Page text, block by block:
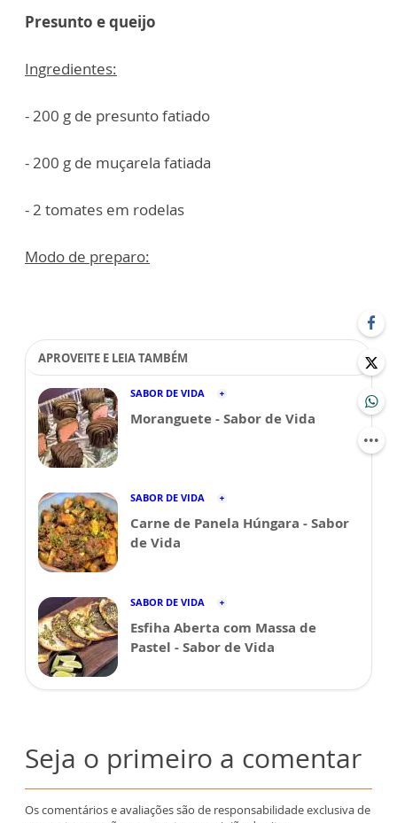
Presunto e queijo
Ingredientes:
- 200 g de presunto fatiado
- 200 g de muçarela fatiada
- 2 tomates em rodelas
Modo de preparo:
APROVEITE E LEIA TAMBÉM
SABOR DE VIDA
Moranguete - Sabor de Vida
SABOR DE VIDA
Carne de Panela Húngara - Sabor
de Vida
SABOR DE VIDA
Esfiha Aberta com Massa de
Pastel - Sabor de Vida
Seja o primeiro a comentar
Os comentários e avaliações são de responsabilidade exclusiva de